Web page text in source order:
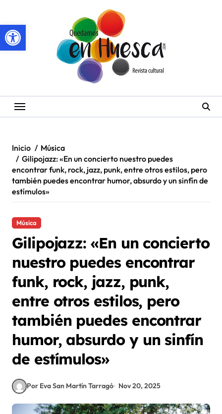
Abrir barra de herramientas
contenido
Inicio
Música
Gilipojazz: «En un concierto nuestro puedes
encontrar funk, rock, jazz, punk, entre otros estilos, pero
también puedes encontrar humor, absurdo y un sinfín de
estímulos»
Música
Gilipojazz: «En un concierto
nuestro puedes encontrar
funk, rock, jazz, punk,
entre otros estilos, pero
también puedes encontrar
humor, absurdo y un sinfín
de estímulos»
Por Eva San Martín Tarragó Nov 20, 2025